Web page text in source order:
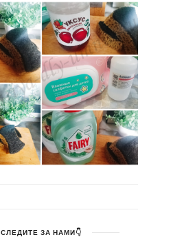
СЛЕДИТЕ ЗА НАМИ👇